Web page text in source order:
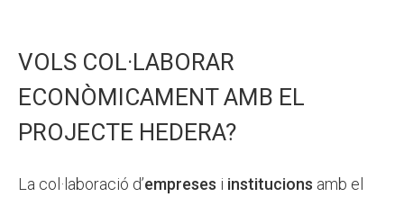
VOLS COL·LABORAR
ECONÒMICAMENT AMB EL
PROJECTE HEDERA?
La col·laboració d’empreses i institucions amb el